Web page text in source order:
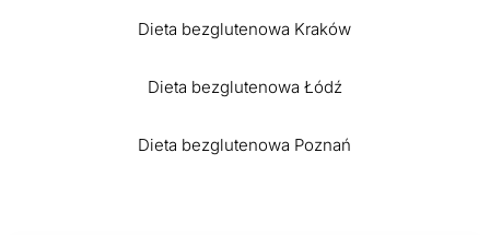
Dieta bezglutenowa Kraków
Dieta bezglutenowa Łódź
Dieta bezglutenowa Poznań